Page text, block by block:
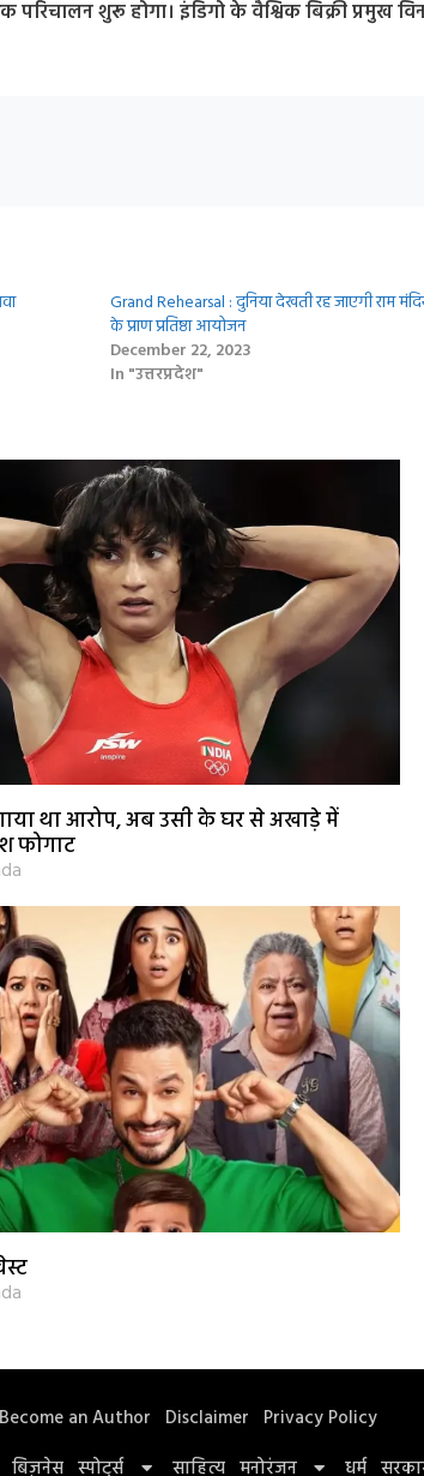
शुरू होगा। इंडिगो के वैश्विक बिक्री प्रमुख
Grand Rehearsal : दुनिया देखती रह जाएगी राम
के प्राण प्रतिष्ठा आयोजन
December 22, 2023
In "उत्तरप्रदेश"
था आरोप, अब उसी के घर से अखाड़े में
फोगाट
Become an Author Disclaimer Privacy Policy
बिज़नेस स्पोर्ट्स साहित्य मनोरंजन धर्म